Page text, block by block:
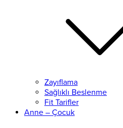
Zayıflama
Sağlıklı Beslenme
Fit Tarifler
Anne – Çocuk